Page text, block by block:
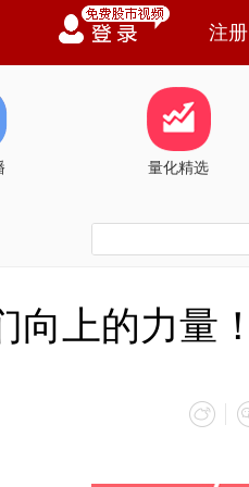
注册
量化精选
上的力量！